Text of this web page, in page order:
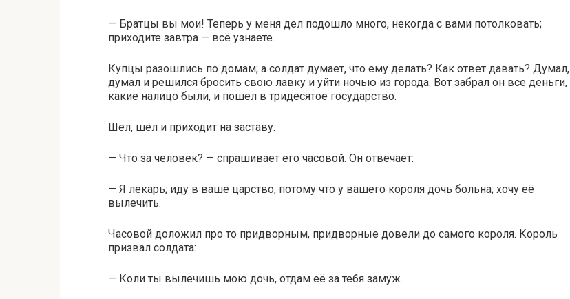
— Братцы вы мои! Теперь у меня дел подошло много, некогда с вами потолковать;
приходите завтра — всё узнаете.
Купцы разошлись по домам; а солдат думает, что ему делать? Как ответ давать? Думал,
думал и решился бросить свою лавку и уйти ночью из города. Вот забрал он все деньги,
какие налицо были, и пошёл в тридесятое государство.
Шёл, шёл и приходит на заставу.
— Что за человек? — спрашивает его часовой. Он отвечает:
— Я лекарь; иду в ваше царство, потому что у вашего короля дочь больна; хочу её
вылечить.
Часовой доложил про то придворным, придворные довели до самого короля. Король
призвал солдата:
— Коли ты вылечишь мою дочь, отдам её за тебя замуж.